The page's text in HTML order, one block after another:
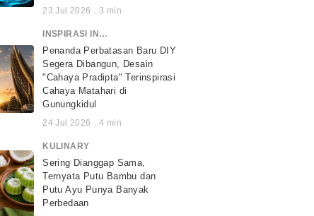
23 Jul 2026 . 3 min
INSPIRASI INDONESIA
Penanda Perbatasan Baru DIY
Segera Dibangun, Desain
"Cahaya Pradipta" Terinspirasi
Cahaya Matahari di
Gunungkidul
24 Jul 2026 . 4 min
KULINARY
Sering Dianggap Sama,
Ternyata Putu Bambu dan
Putu Ayu Punya Banyak
Perbedaan